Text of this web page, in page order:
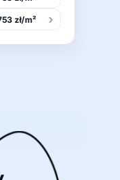
zł/m² ›